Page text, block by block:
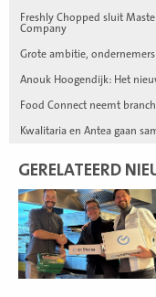
Freshly Chopped sluit
Company
Grote ambitie,
Anouk Hoogendijk: Het
Food Connect neemt
Kwalitaria en Antea gaan
GERELATEERD
Lees
meer